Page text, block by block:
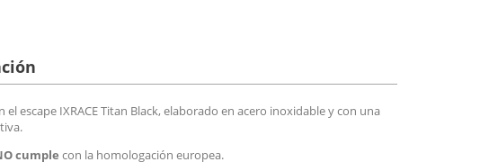
escape IXRACE Titan Black, elaborado en acero inoxidable y con una
cumple con la homologación europea.